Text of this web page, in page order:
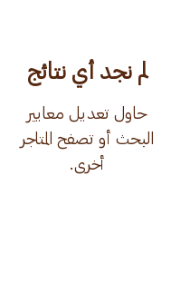
لم نجد أي نتائج
حاول تعديل معايير
البحث أو تصفح المتاجر
أخرى.